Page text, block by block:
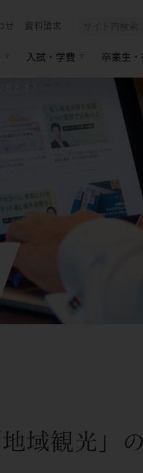
せ 資料請求
入試・学費 卒業生・
とは？
域観光」